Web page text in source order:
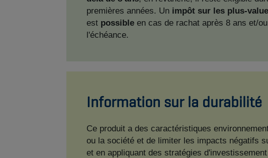
premières années. Un impôt sur les plus-
est possible en cas de rachat après 8 ans et/
l'échéance.
Information sur la durabilité
Ce produit a des caractéristiques
ou la société et de limiter les impacts négatifs
et en appliquant des stratégies